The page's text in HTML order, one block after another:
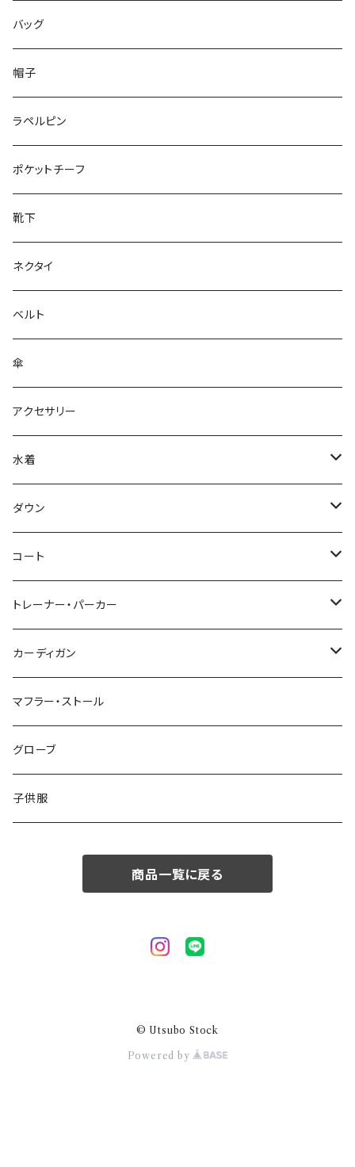
50/XL～
48/L
50/XL～
46/M
48/L
50/XL～
～25.5cm
26cm～
27cm～
28cm～
バッグ
帽子
ラペルピン
ポケットチーフ
靴下
ネクタイ
ベルト
傘
アクセサリー
水着
～44/S
46/M
48/L
50/XL～
ダウン
～44/S
46/M
48/L
50/XL～
コート
～44/S
46/M
48/L
50/XL～
トレーナー・パーカー
～44/S
46/M
48/L
50/XL～
カーディガン
～44/S
46/M
48/L
マフラー・ストール
グローブ
子供服
商品一覧に戻る
© Utsubo Stock
Powered by